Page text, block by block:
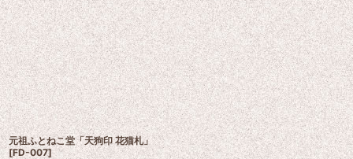
並び順:
絞り込む
元祖ふとねこ堂「天狗印 花猫札」
[FD-007]